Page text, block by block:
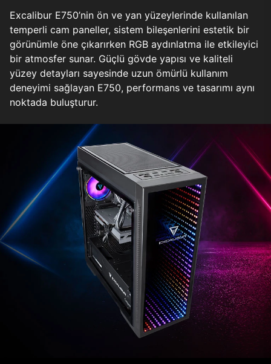
Excalibur E750’nin ön ve yan yüzeylerinde kullanılan
temperli cam paneller, sistem bileşenlerini estetik bir
görünümle öne çıkarırken RGB aydınlatma ile etkileyici
bir atmosfer sunar. Güçlü gövde yapısı ve kaliteli
yüzey detayları sayesinde uzun ömürlü kullanım
deneyimi sağlayan E750, performans ve tasarımı aynı
noktada buluşturur.